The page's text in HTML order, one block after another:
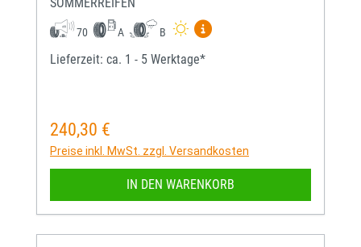
SOMMERREIFEN
70 A B
Mehr Informationen zum
Lieferzeit: ca. 1 - 5 Werktage*
Regulärer Preis:
240,30 €
Preise inkl. MwSt. zzgl. Versandkosten
IN DEN WARENKORB